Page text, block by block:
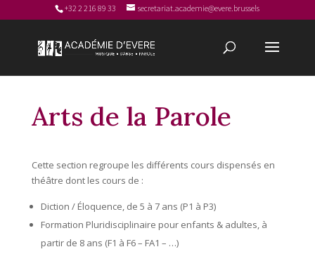
+32 2 216 89 33 secretariat.academie@evere.brussels
Arts de la Parole
Cette section regroupe les différents cours dispensés en
théâtre dont les cours de :
Diction / Éloquence, de 5 à 7 ans (P1 à P3)
Formation Pluridisciplinaire pour enfants & adultes, à
partir de 8 ans (F1 à F6 – FA1 – …)